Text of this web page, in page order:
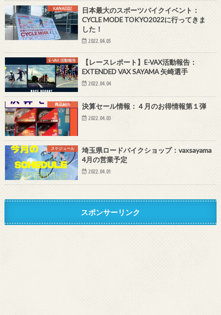
KANA日記
日本最大のスポーツバイクイベント：
CYCLE MODE TOKYO2022に行ってきま
した！
2022.04.05
E-VAX 活動報告
【レースレポート】E-VAX活動報告：
EXTENDED VAX SAYAMA 矢崎選手
2022.04.04
商品紹介 決算セール情報：４月のお得情報第１弾
2022.04.03
スケジュール
埼玉県ロードバイクショップ：vaxsayama
4月の営業予定
2022.04.01
スポンサーリンク